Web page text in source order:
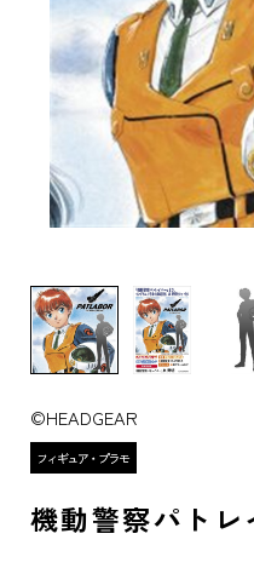
©HEADGEAR
機動警察パト